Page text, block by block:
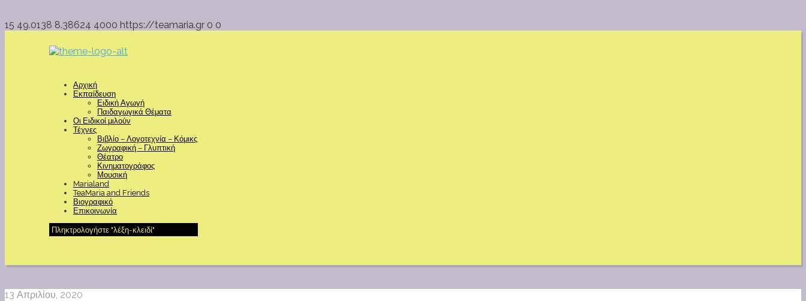
15 49.0138 8.38624 4000 https://teamaria.gr 0 0
Αρχική
Εκπαίδευση
Ειδική Αγωγή
Παιδαγωγικά Θέματα
Οι Ειδικοί μιλούν
Τέχνες
Βιβλίο – Λογοτεχνία – Κόμικς
Ζωγραφική – Γλυπτική
Θέατρο
Κινηματογράφος
Μουσική
Marialand
TeaMaria and Friends
Βιογραφικό
Επικοινωνία
13 Απριλίου, 2020